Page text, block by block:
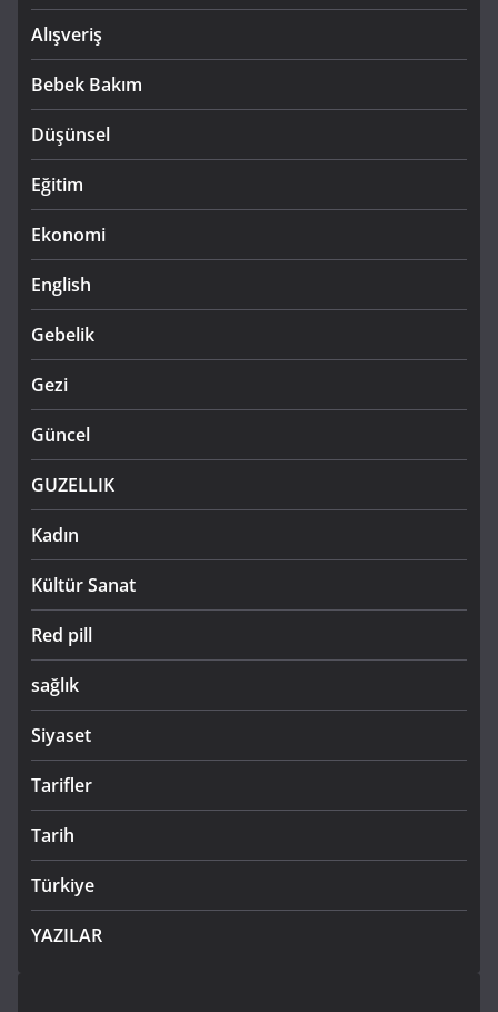
Alışveriş
Bebek Bakım
Düşünsel
Eğitim
Ekonomi
English
Gebelik
Gezi
Güncel
GUZELLIK
Kadın
Kültür Sanat
Red pill
sağlık
Siyaset
Tarifler
Tarih
Türkiye
YAZILAR